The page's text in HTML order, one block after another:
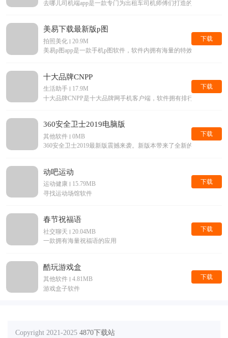
去哪儿司机端app是一款专门为出租车司机师傅们打造的手机平台
美易下载最新版p图
拍照美化
20.9M
美易p图app是一款手机p图软件，软件内拥有海量的特效滤镜等美
下载
十大品牌CNPP
生活助手
17.9M
十大品牌CNPP是十大品牌网手机客户端，软件拥有排行榜查询，
下载
360安全卫士2019电脑版
其他软件
0MB
360安全卫士2019最新版震撼来袭。新版本带来了全新的界面，和
下载
动吧运动
运动健康
15.79MB
寻找运动场馆软件
下载
春节祝福语
社交聊天
20.04MB
一款拥有海量祝福语的应用
下载
酷玩游戏盒
其他软件
4.81MB
游戏盒子软件
下载
Copyright 2021-2025 4870下载站